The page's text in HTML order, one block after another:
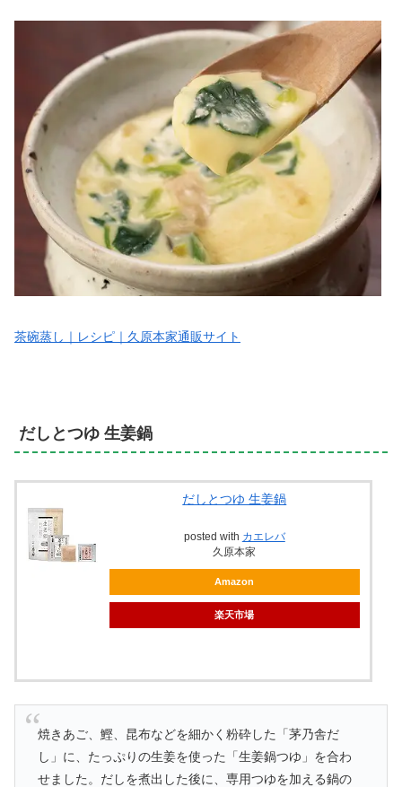
茶碗蒸し｜レシピ｜久原本家通販サイト
だしとつゆ 生姜鍋
だしとつゆ 生姜鍋
posted with カエレバ
久原本家
Amazon
楽天市場
焼きあご、鰹、昆布などを細かく粉砕した「茅乃舎だ
し」に、たっぷりの生姜を使った「生姜鍋つゆ」を合わ
せました。だしを煮出した後に、専用つゆを加える鍋の